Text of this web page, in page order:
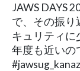
JAWS DAYS
で、その振り
キュリティに
年度も近いの